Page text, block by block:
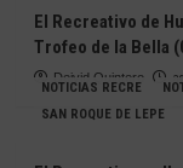
El Recreativo de
Trofeo de la Bella
Deivid Quintero
NOTICIAS RECRE
SAN ROQUE DE LEPE